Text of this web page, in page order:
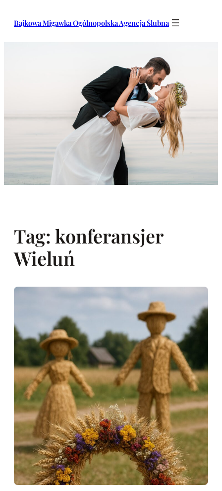
Bajkowa Migawka Ogólnopolska Agencja Ślubna
Tag: konferansjer
Wieluń